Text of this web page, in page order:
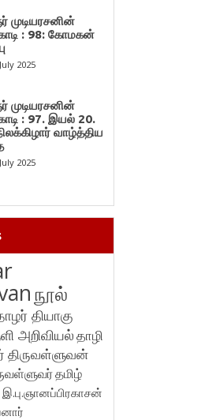
முடியரசனின்
: 98: கோமகன்
2025
முடியரசனின்
: 97. இயல் 20.
வாழ்த்திய
2025
நூல்
தியாகு
அறிவியல்தாழி
திருவள்ளுவன்
தமிழ்
இ.பு.ஞானப்பிரகாசன்